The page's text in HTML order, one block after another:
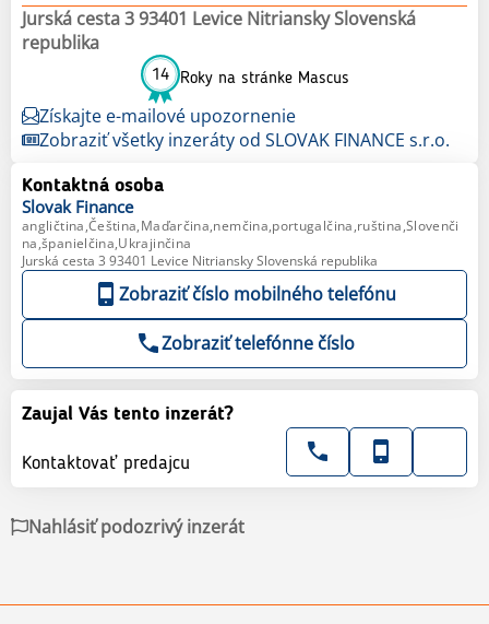
Jurská cesta 3 93401 Levice Nitriansky Slovenská
republika
14 Roky na stránke Mascus
Získajte e-mailové upozornenie
Zobraziť všetky inzeráty od SLOVAK FINANCE s.r.o.
Kontaktná osoba
Slovak Finance
angličtina,Čeština,Maďarčina,nemčina,portugalčina,ruština,Slovenči
na,španielčina,Ukrajinčina
Jurská cesta 3 93401 Levice Nitriansky Slovenská republika
Zobraziť číslo mobilného telefónu
Zobraziť telefónne číslo
Zaujal Vás tento inzerát?
Kontaktovať predajcu
Nahlásiť podozrivý inzerát